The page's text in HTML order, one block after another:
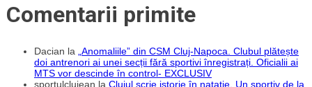
Comentarii primite
Dacian la „Anomaliile” din CSM Cluj-Napoca. Clubul plătește
doi antrenori ai unei secții fără sportivi înregistrați. Oficialii ai
MTS vor descinde în control- EXCLUSIV
sportulclujean la Clujul scrie istorie în natație. Un sportiv de la